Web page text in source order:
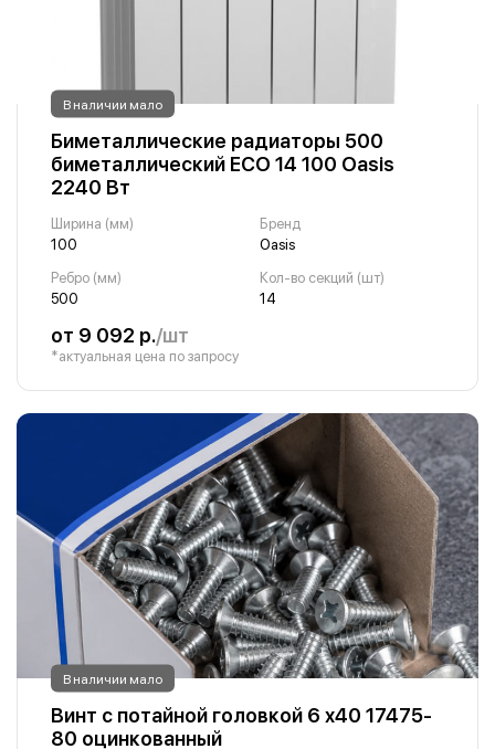
В наличии мало
Биметаллические радиаторы 500
биметаллический ECO 14 100 Oasis
2240 Вт
Ширина (мм)
100
Бренд
Oasis
Ребро (мм)
500
Кол-во секций (шт)
14
от 9 092 р./шт
*актуальная цена по запросу
В наличии мало
Винт с потайной головкой 6 х40 17475-
80 оцинкованный